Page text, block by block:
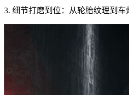
3. 细节打磨到位：从轮胎纹理到